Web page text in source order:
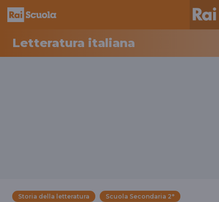
Letteratura italiana
Storia della letteratura Scuola Secondaria 2°